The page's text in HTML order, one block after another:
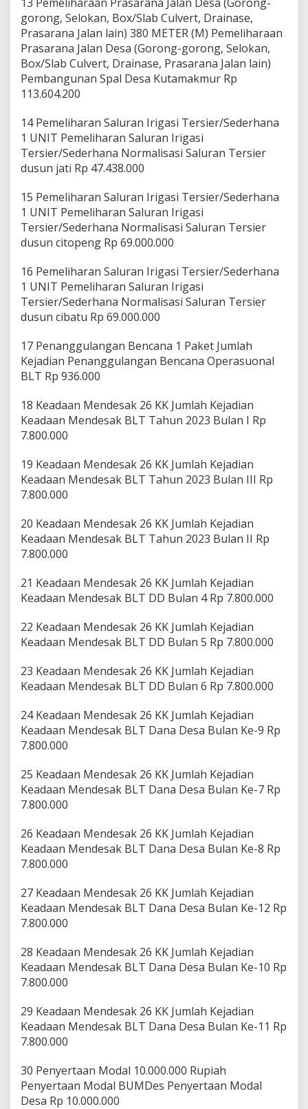
gorong, Selokan, Box/Slab Culvert, Drainase,
Prasarana Jalan lain) 380 METER (M) Pemeliharaan
Prasarana Jalan Desa (Gorong-gorong, Selokan,
Box/Slab Culvert, Drainase, Prasarana Jalan lain)
Pembangunan Spal Desa Kutamakmur Rp
113.604.200
14 Pemeliharan Saluran Irigasi Tersier/Sederhana
1 UNIT Pemeliharan Saluran Irigasi
Tersier/Sederhana Normalisasi Saluran Tersier
dusun jati Rp 47.438.000
15 Pemeliharan Saluran Irigasi Tersier/Sederhana
1 UNIT Pemeliharan Saluran Irigasi
Tersier/Sederhana Normalisasi Saluran Tersier
dusun citopeng Rp 69.000.000
16 Pemeliharan Saluran Irigasi Tersier/Sederhana
1 UNIT Pemeliharan Saluran Irigasi
Tersier/Sederhana Normalisasi Saluran Tersier
dusun cibatu Rp 69.000.000
17 Penanggulangan Bencana 1 Paket Jumlah
Kejadian Penanggulangan Bencana Operasuonal
BLT Rp 936.000
18 Keadaan Mendesak 26 KK Jumlah Kejadian
Keadaan Mendesak BLT Tahun 2023 Bulan I Rp
7.800.000
19 Keadaan Mendesak 26 KK Jumlah Kejadian
Keadaan Mendesak BLT Tahun 2023 Bulan III Rp
7.800.000
20 Keadaan Mendesak 26 KK Jumlah Kejadian
Keadaan Mendesak BLT Tahun 2023 Bulan II Rp
7.800.000
21 Keadaan Mendesak 26 KK Jumlah Kejadian
Keadaan Mendesak BLT DD Bulan 4 Rp 7.800.000
22 Keadaan Mendesak 26 KK Jumlah Kejadian
Keadaan Mendesak BLT DD Bulan 5 Rp 7.800.000
23 Keadaan Mendesak 26 KK Jumlah Kejadian
Keadaan Mendesak BLT DD Bulan 6 Rp 7.800.000
24 Keadaan Mendesak 26 KK Jumlah Kejadian
Keadaan Mendesak BLT Dana Desa Bulan Ke-9 Rp
7.800.000
25 Keadaan Mendesak 26 KK Jumlah Kejadian
Keadaan Mendesak BLT Dana Desa Bulan Ke-7 Rp
7.800.000
26 Keadaan Mendesak 26 KK Jumlah Kejadian
Keadaan Mendesak BLT Dana Desa Bulan Ke-8 Rp
7.800.000
27 Keadaan Mendesak 26 KK Jumlah Kejadian
Keadaan Mendesak BLT Dana Desa Bulan Ke-12 Rp
7.800.000
28 Keadaan Mendesak 26 KK Jumlah Kejadian
Keadaan Mendesak BLT Dana Desa Bulan Ke-10 Rp
7.800.000
29 Keadaan Mendesak 26 KK Jumlah Kejadian
Keadaan Mendesak BLT Dana Desa Bulan Ke-11 Rp
7.800.000
30 Penyertaan Modal 10.000.000 Rupiah
Penyertaan Modal BUMDes Penyertaan Modal
Desa Rp 10.000.000